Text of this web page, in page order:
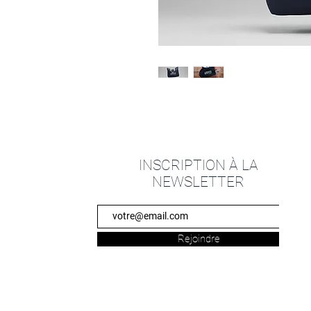
INSCRIPTION À LA
NEWSLETTER
Rejoindre